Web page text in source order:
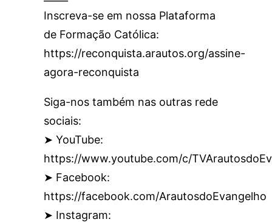
Inscreva-se em nossa Plataforma
de Formação Católica:
https://reconquista.arautos.org/assine-
agora-reconquista
Siga-nos também nas outras rede
sociais:
➤ YouTube:
https://www.youtube.com/c/
➤ Facebook:
https://facebook.com/ArautosdoEvangelho
➤ Instagram: